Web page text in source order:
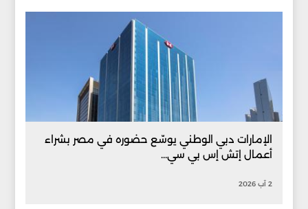
الإمارات دبي الوطني يوسّع حضوره في مصر بشراء
أعمال إتش إس بي سي...
2 آب 2026